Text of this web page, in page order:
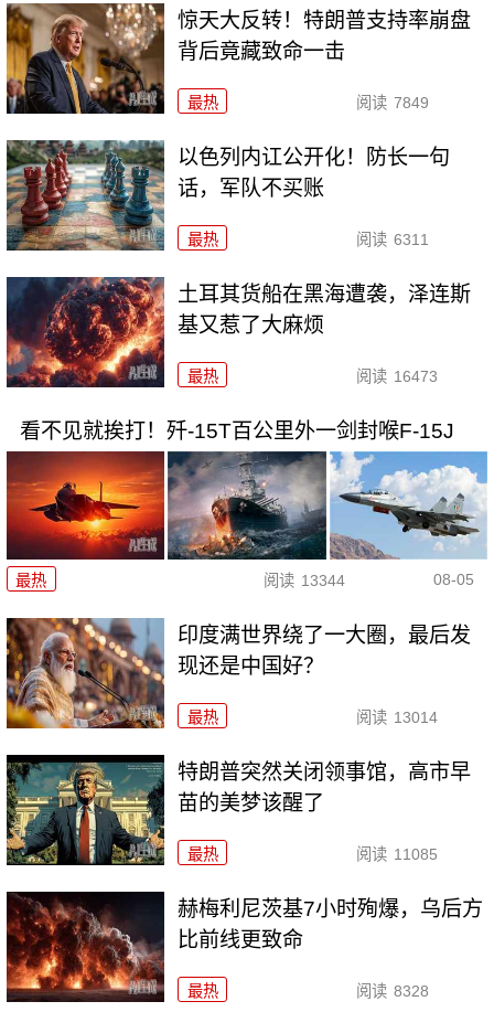
惊天大反转！特朗普支持率崩盘
背后竟藏致命一击
最热 阅读 7849
以色列内讧公开化！防长一句
话，军队不买账
最热 阅读 6311
土耳其货船在黑海遭袭，泽连斯
基又惹了大麻烦
最热 阅读 16473
看不见就挨打！歼-15T百公里外一剑封喉F-15J
最热 阅读 13344 08-05
印度满世界绕了一大圈，最后发
现还是中国好？
最热 阅读 13014
特朗普突然关闭领事馆，高市早
苗的美梦该醒了
最热 阅读 11085
赫梅利尼茨基7小时殉爆，乌后方
比前线更致命
最热 阅读 8328